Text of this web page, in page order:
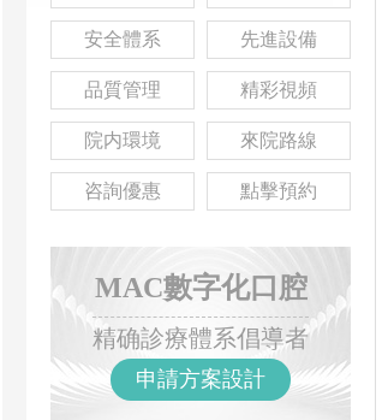
安全體系 先進設備
品質管理 精彩視頻
院内環境 來院路線
咨詢優惠 點擊預約
MAC數字化口腔
精确診療體系倡導者
申請方案設計